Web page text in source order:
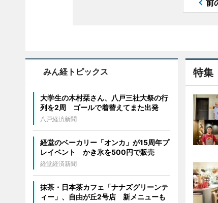
前
特集
みん経トピックス
大学生の木村栞さん、八戸三社大祭の行
列を2周 ゴールで着替えてまた出発
八戸経済新聞
経堂のベーカリー「オンカ」が15周年プ
レイベント かき氷を500円で販売
経堂経済新聞
抹茶・日本茶カフェ「ナナズグリーンテ
ィー」、自由が丘2号店 新メニューも